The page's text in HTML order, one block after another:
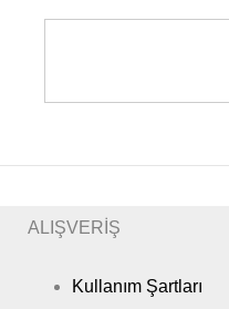
ALIŞVERİŞ
Kullanım Şartları